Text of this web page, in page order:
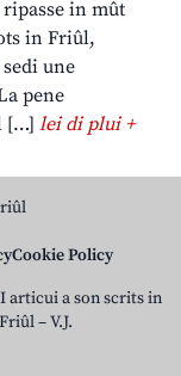
in mût
in Friûl,
une
pene
[…] lei di plui +
Cookie Policy
articui a son scrits in
– V.J.